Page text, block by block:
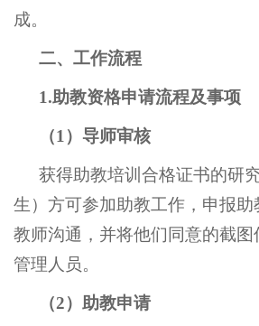
成。
二、工作流程
1.助教资格申请流程及事项
（1）导师审核
获得助教培训合格证书的研
生）方可参加助教工作，申报
教师沟通，并将他们同意的截
管理人员。
（2）助教申请